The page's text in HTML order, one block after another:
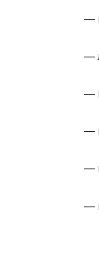
—
—
—
—
—
—